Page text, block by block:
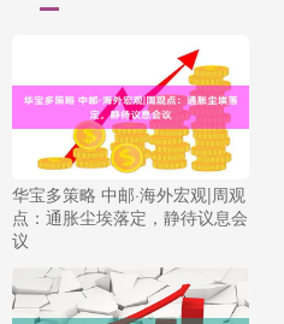
华宝多策略 中邮·海外宏观|周观
点：通胀尘埃落定，静待议息会
议